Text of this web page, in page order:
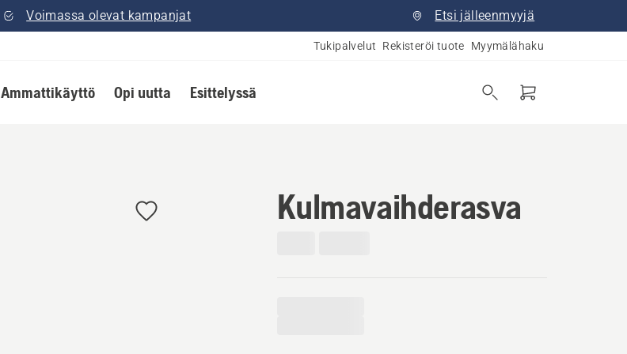
Voimassa olevat kampanjat Etsi jälleenmyyjä
Tukipalvelut Rekisteröi tuote Myymälähaku
Ammattikäyttö Opi uutta Esittelyssä
Kulmavaihderasva